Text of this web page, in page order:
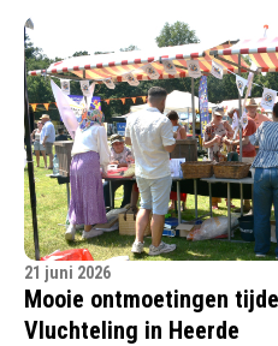
21 juni 2026
Mooie ontmoetingen
Vluchteling in Heerde